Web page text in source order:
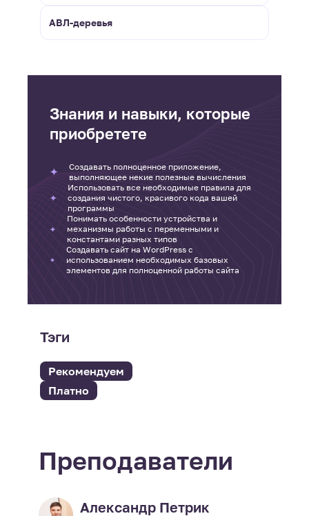
АВЛ-деревья
Знания и навыки, которые
приобретете
Создавать полноценное приложение,
выполняющее некие полезные вычисления
Использовать все необходимые правила для
создания чистого, красивого кода вашей
программы
Понимать особенности устройства и
механизмы работы с переменными и
константами разных типов
Создавать сайт на WordPress с
использованием необходимых базовых
элементов для полноценной работы сайта
Тэги
Рекомендуем
Платно
Преподаватели
Александр Петрик